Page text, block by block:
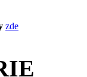
zde